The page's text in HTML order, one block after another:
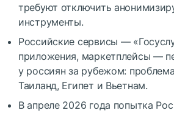
требуют отключить
инструменты.
Российские сервисы —
приложения, маркетплейсы —
у россиян за рубежом:
Таиланд, Египет и Вьетнам.
В апреле 2026 года попытка